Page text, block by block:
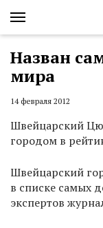
Назван
мира
14 февраля 2012
Швейцарский
городом в
Швейцарский
в списке самых
экспертов